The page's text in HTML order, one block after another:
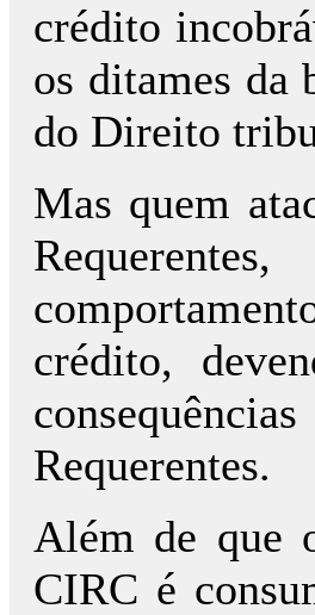
crédito
os ditames da
do Direito
Mas quem
crédito,
Requerentes.
Além de que
CIRC é